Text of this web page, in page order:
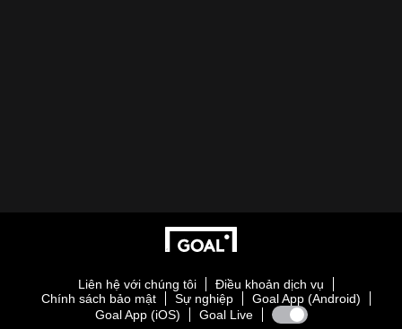
Liên hệ với chúng tôi
Điều khoản dịch vụ
Chính sách bảo mật
Sự nghiệp
Goal App (Android)
Goal App (iOS)
Goal Live